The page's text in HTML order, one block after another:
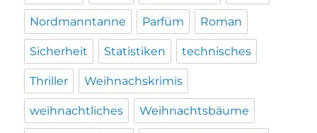
Nordmanntanne Parfüm Roman
Sicherheit Statistiken technisches
Thriller Weihnachskrimis
weihnachtliches Weihnachtsbäume